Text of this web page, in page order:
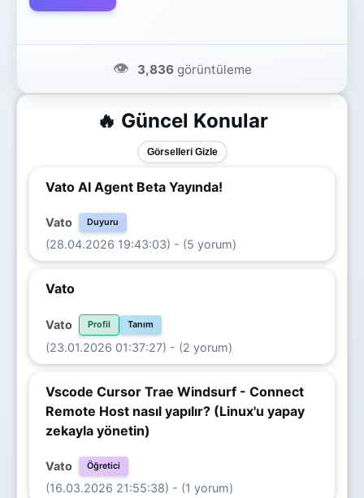
🔥 Güncel Konular
Görselleri Gizle
Vato AI Agent Beta Yayında!
Vato Duyuru
(28.04.2026 19:43:03) - (5 yorum)
Vato
Vato Profil Tanım
(23.01.2026 01:37:27) - (2 yorum)
Vscode Cursor Trae Windsurf - Connect
Remote Host nasıl yapılır? (Linux'u yapay
zekayla yönetin)
Vato Öğretici
(16.03.2026 21:55:38) - (1 yorum)
👁️ 3,836görüntüleme